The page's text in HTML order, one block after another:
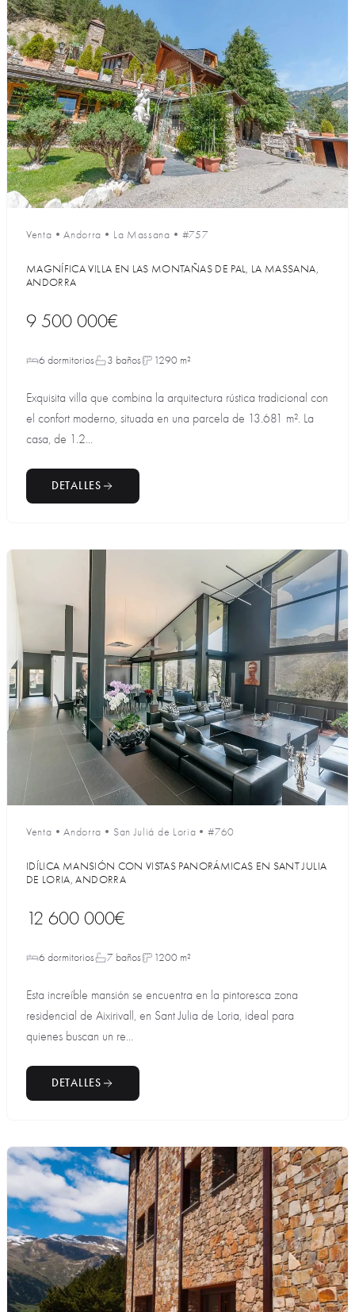
Venta •Andorra • La Massana • #757
MAGNÍFICA VILLA EN LAS MONTAÑAS DE PAL, LA MASSANA,
ANDORRA
9 500 000€
6 dormitorios 3 baños 1290 m²
Exquisita villa que combina la arquitectura rústica tradicional con
el confort moderno, situada en una parcela de 13.681 m². La
casa, de 1.2...
DETALLES
Venta •Andorra • San Juliá de Loria •#760
IDÍLICA MANSIÓN CON VISTAS PANORÁMICAS EN SANT JULIA
DE LORIA, ANDORRA
12 600 000€
6 dormitorios 7 baños 1200 m²
Esta increíble mansión se encuentra en la pintoresca zona
residencial de Aixirivall, en Sant Julia de Loria, ideal para
quienes buscan un re...
DETALLES